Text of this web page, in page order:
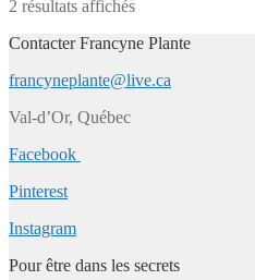
2 résultats affichés
Contacter Francyne Plante
francyneplante@live.ca
Val-d’Or, Québec
Facebook
Pinterest
Instagram
Pour être dans les secrets